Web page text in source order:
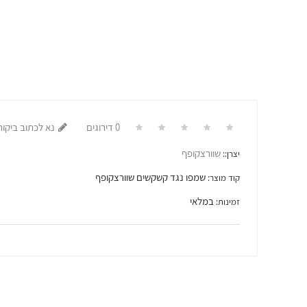
0 דירוגים נא לכתוב
יצרן:: שוורצקופף
קוד מוצר: שמפו נגד קשקשים שוורצקופף
זמינות: במלאי